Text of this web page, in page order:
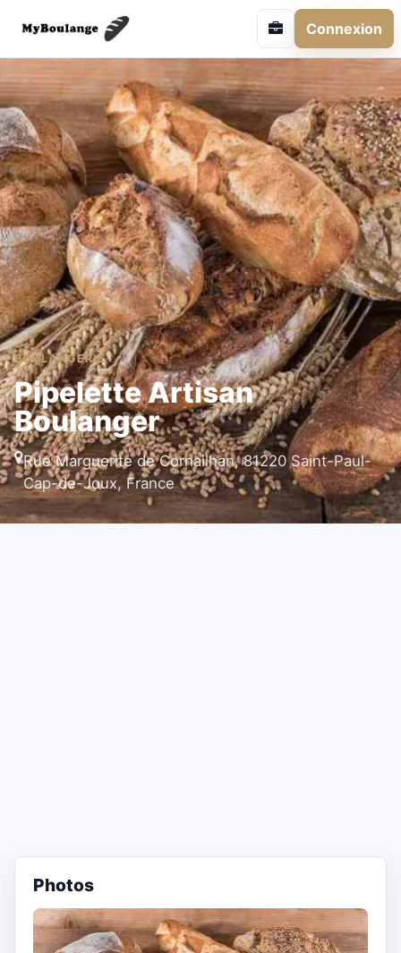
Connexion
BOULANGERIE
Pipelette Artisan
Boulanger
Rue Marguerite de Cornailhan, 81220 Saint-Paul-
Cap-de-Joux, France
Photos